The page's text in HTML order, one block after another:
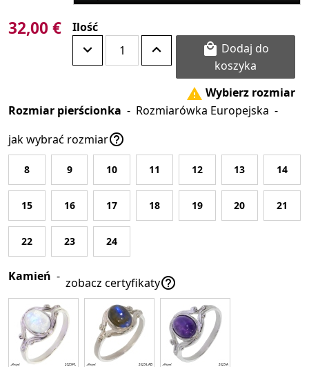
32,00 € Ilość

koszyka
 Wybierz rozmiar
Rozmiar pierścionka - Rozmiarówka Europejska -
jak wybrać rozmiar
8 9 10 11 12 13 14
15 16 17 18 19 20 21
22 23 24
Kamień - zobacz certyfikaty